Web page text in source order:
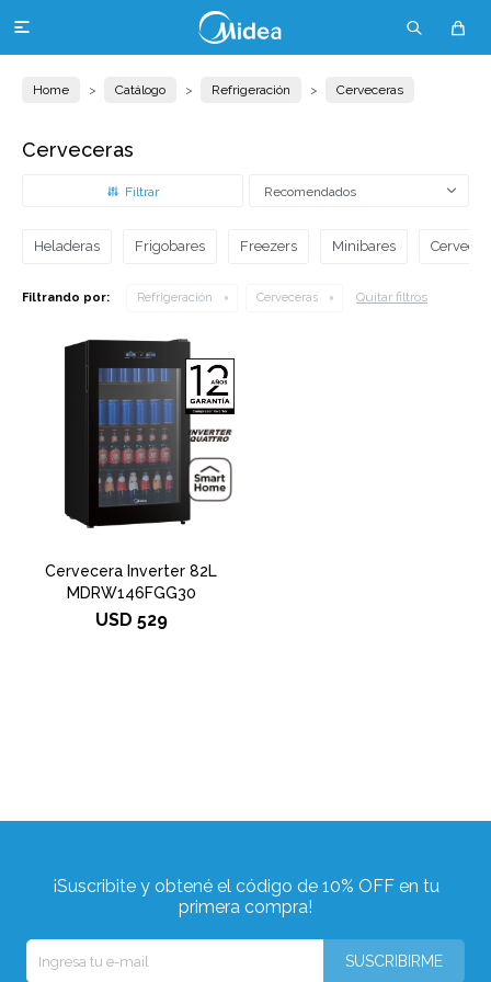

Home Catálogo Refrigeración Cerveceras
Cerveceras
Recomendados
Heladeras Frigobares Freezers Minibares
Filtrando por: Refrigeración Cerveceras Quitar filtros
Cervecera Inverter 82L
MDRW146FGG30
USD 529
¡Suscribite y obtené el código de 10% OFF en tu
primera compra!
SUSCRIBIRME